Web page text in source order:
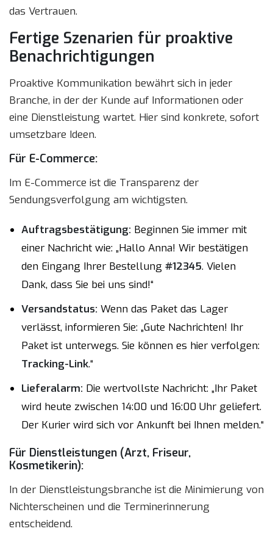
das Vertrauen.
Fertige Szenarien für proaktive
Benachrichtigungen
Proaktive Kommunikation bewährt sich in jeder
Branche, in der der Kunde auf Informationen oder
eine Dienstleistung wartet. Hier sind konkrete, sofort
umsetzbare Ideen.
Für E-Commerce:
Im E-Commerce ist die Transparenz der
Sendungsverfolgung am wichtigsten.
Auftragsbestätigung: Beginnen Sie immer mit
einer Nachricht wie: „Hallo Anna! Wir bestätigen
den Eingang Ihrer Bestellung #12345. Vielen
Dank, dass Sie bei uns sind!“
Versandstatus: Wenn das Paket das Lager
verlässt, informieren Sie: „Gute Nachrichten! Ihr
Paket ist unterwegs. Sie können es hier verfolgen:
Tracking-Link.“
Lieferalarm: Die wertvollste Nachricht: „Ihr Paket
wird heute zwischen 14:00 und 16:00 Uhr geliefert.
Der Kurier wird sich vor Ankunft bei Ihnen melden.“
Für Dienstleistungen (Arzt, Friseur,
Kosmetikerin):
In der Dienstleistungsbranche ist die Minimierung von
Nichterscheinen und die Terminerinnerung
entscheidend.